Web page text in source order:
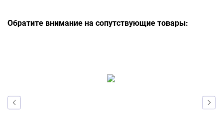
Обратите внимание на сопутствующие товары: